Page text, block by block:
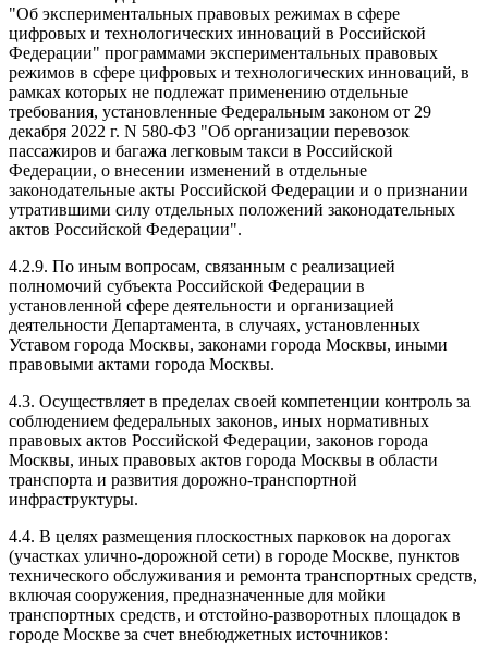
"Об экспериментальных правовых режимах в сфере
цифровых и технологических инноваций в Российской
Федерации" программами экспериментальных правовых
режимов в сфере цифровых и технологических инноваций, в
рамках которых не подлежат применению отдельные
требования, установленные Федеральным законом от 29
декабря 2022 г. N 580-ФЗ "Об организации перевозок
пассажиров и багажа легковым такси в Российской
Федерации, о внесении изменений в отдельные
законодательные акты Российской Федерации и о признании
утратившими силу отдельных положений законодательных
актов Российской Федерации".
4.2.9. По иным вопросам, связанным с реализацией
полномочий субъекта Российской Федерации в
установленной сфере деятельности и организацией
деятельности Департамента, в случаях, установленных
Уставом города Москвы, законами города Москвы, иными
правовыми актами города Москвы.
4.3. Осуществляет в пределах своей компетенции контроль за
соблюдением федеральных законов, иных нормативных
правовых актов Российской Федерации, законов города
Москвы, иных правовых актов города Москвы в области
транспорта и развития дорожно-транспортной
инфраструктуры.
4.4. В целях размещения плоскостных парковок на дорогах
(участках улично-дорожной сети) в городе Москве, пунктов
технического обслуживания и ремонта транспортных средств,
включая сооружения, предназначенные для мойки
транспортных средств, и отстойно-разворотных площадок в
городе Москве за счет внебюджетных источников: